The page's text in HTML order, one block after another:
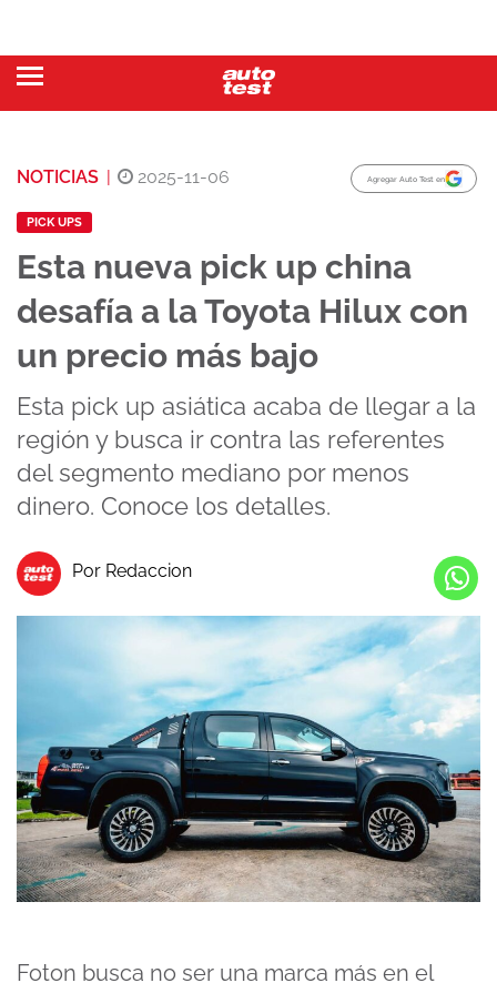
NOTICIAS | 2025-11-06 Agregar Auto Test en
PICK UPS
Esta nueva pick up china
desafía a la Toyota Hilux con
un precio más bajo
Esta pick up asiática acaba de llegar a la
región y busca ir contra las referentes
del segmento mediano por menos
dinero. Conoce los detalles.
Por Redaccion
Foton busca no ser una marca más en el